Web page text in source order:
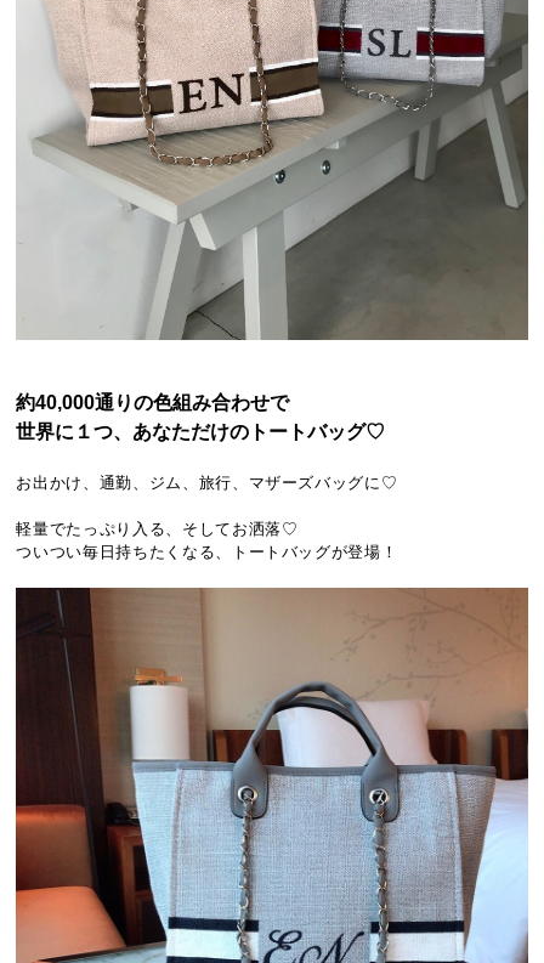
約40,000通りの色組み合わせで
世界に１つ、あなただけのトートバッグ♡
お出かけ、通勤、ジム、旅行、マザーズバッグに♡
軽量でたっぷり入る、そしてお洒落♡
ついつい毎日持ちたくなる、トートバッグが登場！